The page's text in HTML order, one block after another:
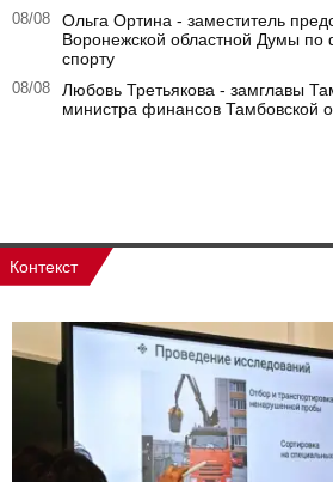
08/08
Ольга Ортина - заместитель
Воронежской областной Думы по
спорту
08/08
Любовь Третьякова - замглавы
министра финансов Тамбовской
Контекст